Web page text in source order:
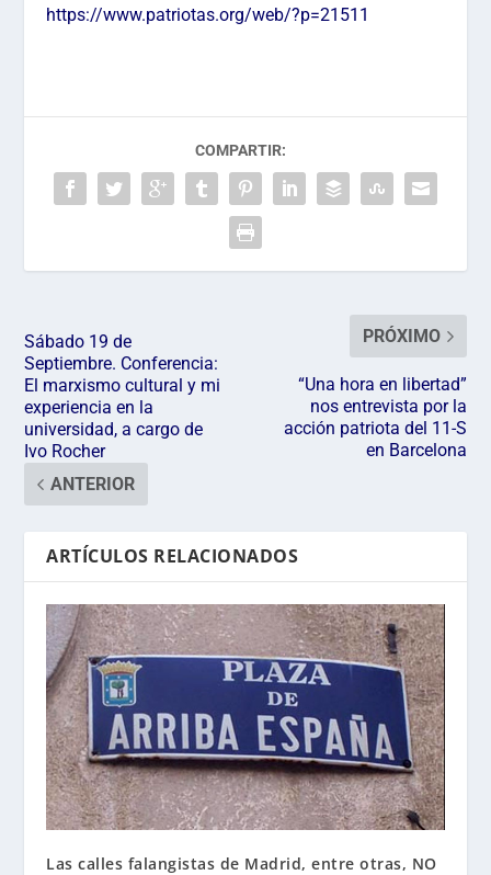
https://www.patriotas.org/web/?p=21511
COMPARTIR:
Sábado 19 de
Septiembre. Conferencia:
El marxismo cultural y mi
experiencia en la
universidad, a cargo de
Ivo Rocher
ANTERIOR
PRÓXIMO
“Una hora en libertad”
nos entrevista por la
acción patriota del 11-S
en Barcelona
ARTÍCULOS RELACIONADOS
Las calles falangistas de Madrid, entre otras, NO